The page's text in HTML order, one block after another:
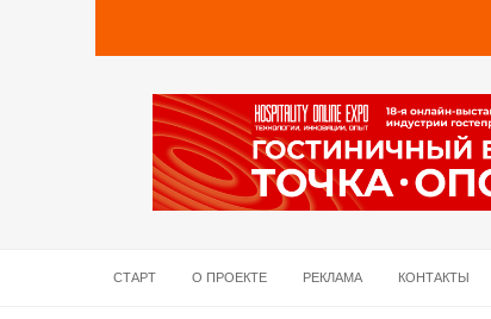
СТАРТ О ПРОЕКТЕ РЕКЛАМА КОНТАКТЫ